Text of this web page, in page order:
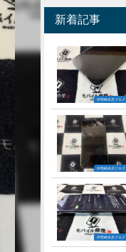
新着記事
伊勢崎本店ブログ
伊勢崎本店ブログ
伊勢崎本店ブログ